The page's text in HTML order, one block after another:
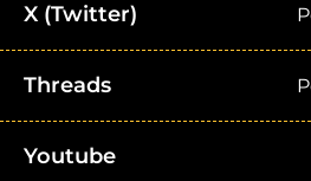
X (Twitter)
Threads
Youtube